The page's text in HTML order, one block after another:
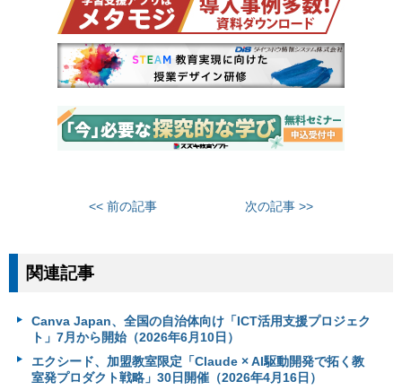
<< 前の記事 次の記事 >>
関連記事
Canva Japan、全国の自治体向け「ICT活用支援プロジェク
ト」7月から開始（2026年6月10日）
エクシード、加盟教室限定「Claude × AI駆動開発で拓く教
室発プロダクト戦略」30日開催（2026年4月16日）